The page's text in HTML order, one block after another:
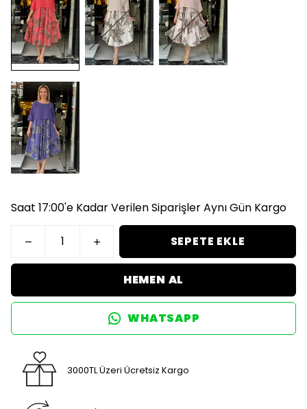
Saat 17:00'e Kadar Verilen Siparişler Aynı Gün Kargo
SEPETE EKLE
HEMEN AL
WHATSAPP
3000TL Üzeri Ücretsiz Kargo